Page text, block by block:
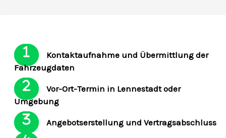
Kontaktaufnahme und Übermittlung der
Fahrzeugdaten
Vor-Ort-Termin in Lennestadt oder
Umgebung
Angebotserstellung und Vertragsabschluss